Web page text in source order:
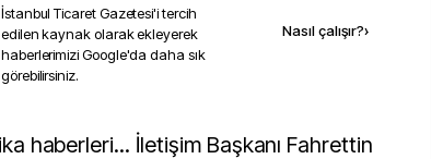
İstanbul Ticaret Gazetesi'i tercih
edilen kaynak olarak ekleyerek
haberlerimizi Google'da daha sık
görebilirsiniz.
Nasıl çalışır?›